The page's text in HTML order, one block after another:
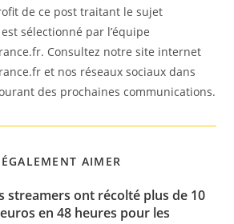
de ce post traitant le sujet
sélectionné par l’équipe
Consultez notre site internet
et nos réseaux sociaux dans
des prochaines communications.
AIMER
streamers ont récolté plus de 10
en 48 heures pour les